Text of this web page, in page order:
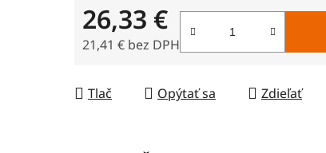
26,33 €
21,41 € bez DPH
Tlač Opýtať sa Zdieľať